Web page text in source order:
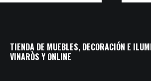
TIENDA DE MUEBLES, DECORACIÓN E
VINARÒS Y ONLINE